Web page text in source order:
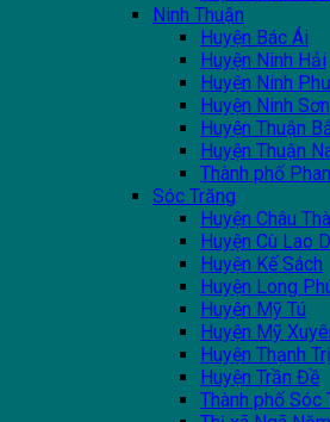
Ninh Thuận
Huyện Bác Ái
Huyện Ninh Hải
Huyện Ninh
Huyện Ninh Sơn
Huyện Thuận
Huyện Thuận
Thành phố
Sóc Trăng
Huyện Châu
Huyện Cù Lao
Huyện Kế Sách
Huyện Long
Huyện Mỹ Tú
Huyện Mỹ
Huyện Thạnh Trị
Huyện Trần Đề
Thành phố Sóc